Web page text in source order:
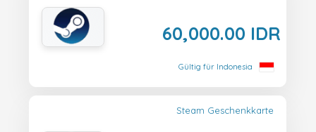
60,000.00 IDR
Gültig für Indonesia
Steam Geschenkkarte